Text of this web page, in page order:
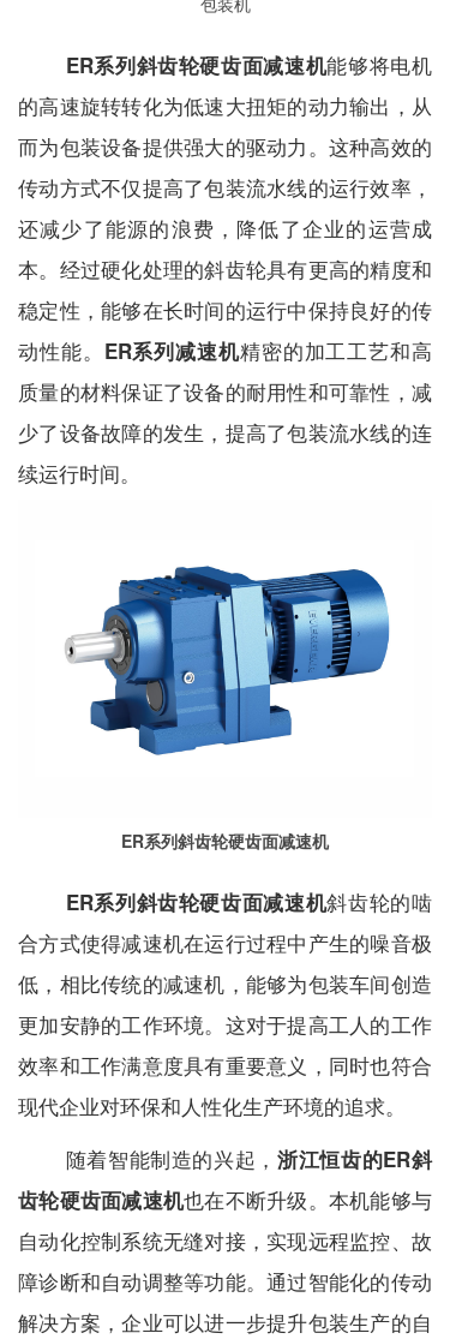
ER系列斜齿轮硬齿面减速机能够将电机
的高速旋转转化为低速大扭矩的动力输出，从
而为包装设备提供强大的驱动力。这种高效的
传动方式不仅提高了包装流水线的运行效率，
还减少了能源的浪费，降低了企业的运营成
本。经过硬化处理的斜齿轮具有更高的精度和
稳定性，能够在长时间的运行中保持良好的传
动性能。 ER系列减速机精密的加工工艺和高
质量的材料保证了设备的耐用性和可靠性，减
少了设备故障的发生，提高了包装流水线的连
续运行时间。
ER系列斜齿轮硬齿面减速机
ER系列斜齿轮硬齿面减速机斜齿轮的啮
合方式使得减速机在运行过程中产生的噪音极
低，相比传统的减速机 ，能够为包装车间创造
更加安静的工作环境。这对于提高工人的工作
效率和工作满意度具有重要意义，同时也符合
现代企业对环保和人性化生产环境的追求。
随着智能制造的兴起，浙江恒齿的ER斜
齿轮硬齿面减速机也在不断升级。本机能够与
自动化控制系统无缝对接，实现远程监控、故
障诊断和自动调整等功能。通过智能化的传动
解决方案，企业可以进一步提升包装生产的自